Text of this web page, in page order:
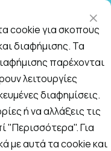
14:00 και Σάββατο
cookie για σκοπούς
διαφήμισης. Τα
παρέχονται
λειτουργίες
διαφημίσεις.
ή να αλλάξεις τις
"Περισσότερα". Για
με αυτά τα cookie και